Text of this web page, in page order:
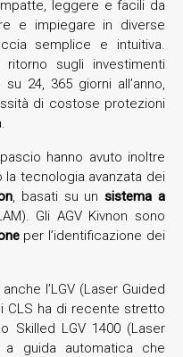
leggere e facili da
e impiegare in diverse
semplice e intuitiva.
sugli investimenti
24, 365 giorni all’anno,
di costose protezioni
hanno avuto inoltre
tecnologia avanzata dei
, basati su unsistema a
Gli AGV Kivnon sono
per l’identificazione dei
l’LGV (Laser Guided
CLS ha di recente stretto
Skilled LGV 1400 (Laser
guida automatica che